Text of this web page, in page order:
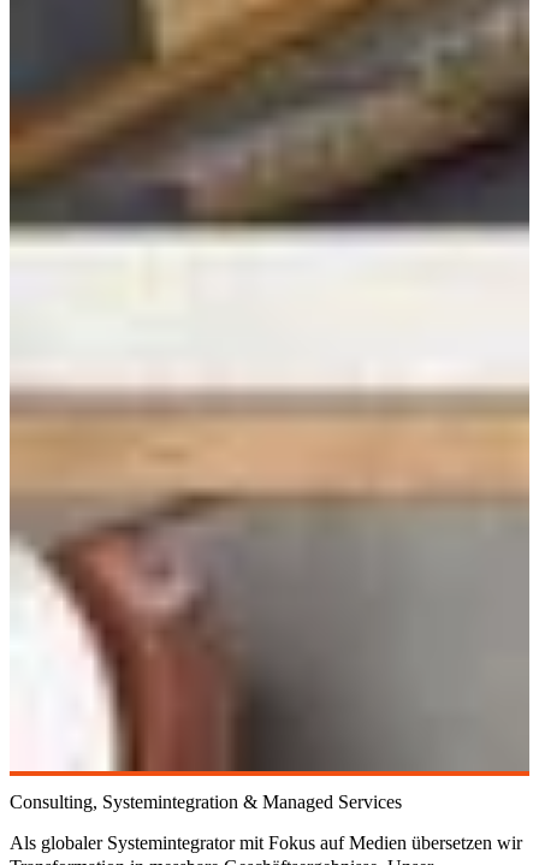
Consulting, Systemintegration & Managed Services
Als globaler Systemintegrator mit Fokus auf Medien übersetzen wir